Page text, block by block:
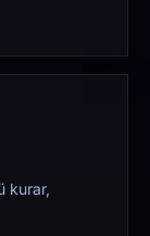
kurar,